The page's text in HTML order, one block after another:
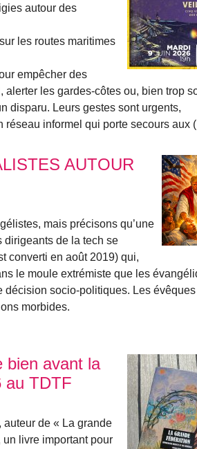
autour des
les routes maritimes
empêcher des
les gardes-côtes ou, bien trop
disparu. Leurs gestes sont urgents,
réseau informel qui porte secours aux
AUTOUR
mais précisons qu’une
dirigeants de la tech se
converti en août 2019) qui,
le moule extrémiste que les
décision socio-politiques. Les évêques
morbides.
bien avant la
au TDTF
de « La grande
livre important pour